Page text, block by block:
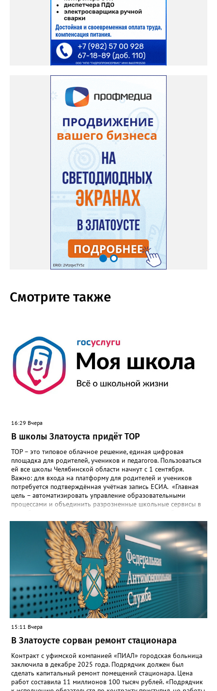
Смотрите также
16:29 Вчера
В школы Златоуста придёт ТОР
ТОР – это типовое облачное решение, единая цифровая
площадка для родителей, учеников и педагогов. Пользоваться
ей все школы Челябинской области начнут с 1 сентября.
Важно: для входа на платформу для родителей и учеников
потребуется подтверждённая учётная запись ЕСИА. «Главная
цель – автоматизировать управление образовательными
процессами и объединить разрозненные школьные сервисы в
региональном министерстве образования. - Платформа ТОР
“Моя школа” объединит все школьные сервисы в единую
безопасную государственную экосистему. Предполагается, что
переход пройдёт максимально комфортно для пользователей».
Привычные функции - оценки, расписание, домашние задания,
связь с учителями, знакомые пользователям экосистемы
«Госуслуги Моя школа», не просто сохранятся, они будут
собраны в одном месте, подчеркнули в ведомстве. Причём в
этом случае переход на ТОР станет вообще незаметным.
15:11 Вчера
В Златоусте сорван ремонт стационара
Контракт с уфимской компанией «ПИАЛ» городская больница
заключила в декабре 2025 года. Подрядчик должен был
сделать капитальный ремонт помещений стационара. Цена
работ составила 11 миллионов 100 тысяч рублей. «Подрядчик